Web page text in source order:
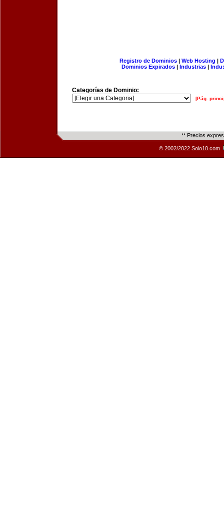
Registro de Dominios| Web Hosting |
Dominios Expirados | Industrias |
Categorías de Dominio:
[Pág.
** Precios
© 2002/2022 Solo10.com